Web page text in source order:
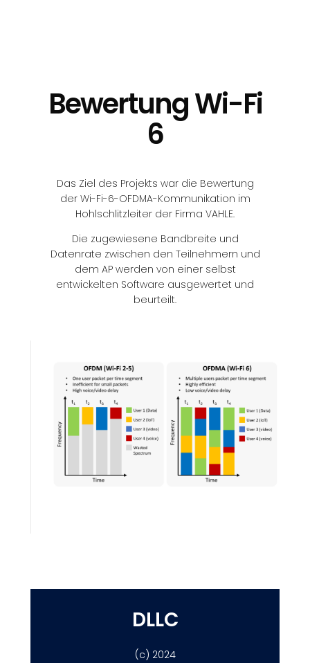
Bewertung Wi-Fi
6
Das Ziel des Projekts war die Bewertung
der Wi-Fi-6-OFDMA-Kommunikation im
Hohlschlitzleiter der Firma VAHLE.
Die zugewiesene Bandbreite und
Datenrate zwischen den Teilnehmern und
dem AP werden von einer selbst
entwickelten Software ausgewertet und
beurteilt.
DLLC
(c) 2024